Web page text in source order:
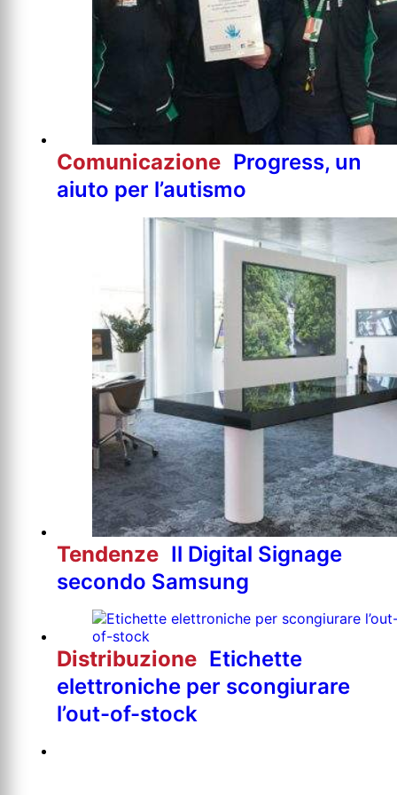
Comunicazione Progress, un
aiuto per l’autismo
Tendenze Il Digital Signage
secondo Samsung
Distribuzione Etichette
elettroniche per scongiurare
l’out-of-stock